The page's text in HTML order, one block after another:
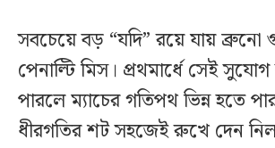
সবচেয়ে বড় “যদি” রয়ে যায় ব্রুনো
পেনাল্টি মিস। প্রথমার্ধে সেই
পারলে ম্যাচের গতিপথ ভিন্ন হতে
ধীরগতির শট সহজেই রুখে দেন